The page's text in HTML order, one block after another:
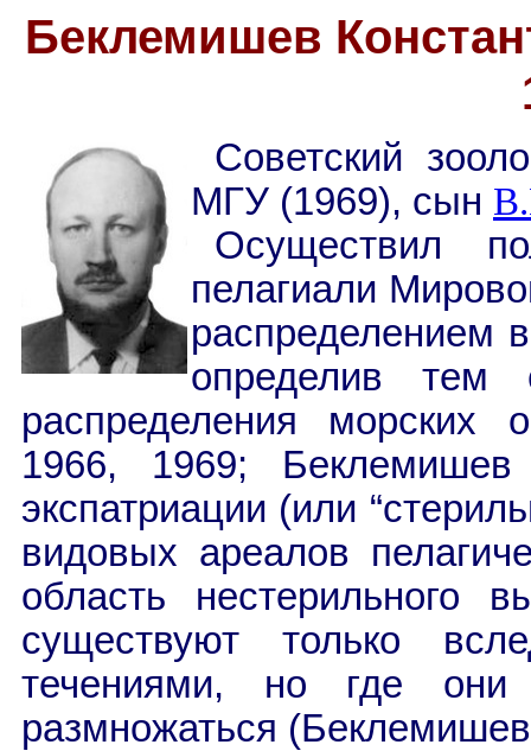
Беклемишев
Советский
МГУ (1969), сын
Осуществил
пелагиали
распределением
определив тем
распределения морских
1966, 1969;
экспатриации (или
видовых ареалов
область нестерильного
существуют только
течениями, но где
размножаться